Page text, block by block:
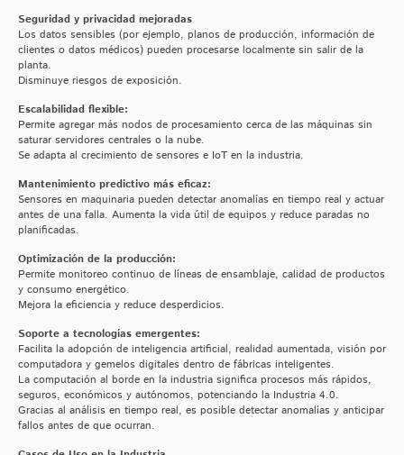
Seguridad y privacidad mejoradas
Los datos sensibles (por ejemplo, planos de producción, información de
clientes o datos médicos) pueden procesarse localmente sin salir de la
planta.
Disminuye riesgos de exposición.
Escalabilidad flexible:
Permite agregar más nodos de procesamiento cerca de las máquinas sin
saturar servidores centrales o la nube.
Se adapta al crecimiento de sensores e IoT en la industria.
Mantenimiento predictivo más eficaz:
Sensores en maquinaria pueden detectar anomalías en tiempo real y actuar
antes de una falla. Aumenta la vida útil de equipos y reduce paradas no
planificadas.
Optimización de la producción:
Permite monitoreo continuo de líneas de ensamblaje, calidad de productos
y consumo energético.
Mejora la eficiencia y reduce desperdicios.
Soporte a tecnologías emergentes:
Facilita la adopción de inteligencia artificial, realidad aumentada, visión por
computadora y gemelos digitales dentro de fábricas inteligentes.
La computación al borde en la industria significa procesos más rápidos,
seguros, económicos y autónomos, potenciando la Industria 4.0.
Gracias al análisis en tiempo real, es posible detectar anomalías y anticipar
fallos antes de que ocurran.